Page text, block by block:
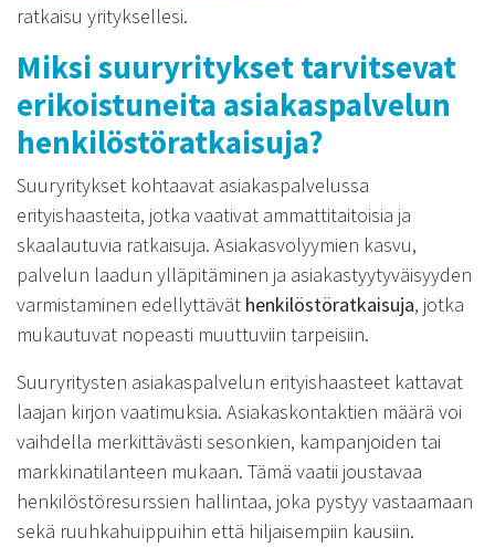
ratkaisu yrityksellesi.
Miksi suuryritykset tarvitsevat
erikoistuneita asiakaspalvelun
henkilöstöratkaisuja?
Suuryritykset kohtaavat asiakaspalvelussa
erityishaasteita, jotka vaativat ammattitaitoisia ja
skaalautuvia ratkaisuja. Asiakasvolyymien kasvu,
palvelun laadun ylläpitäminen ja asiakastyytyväisyyden
varmistaminen edellyttävät henkilöstöratkaisuja, jotka
mukautuvat nopeasti muuttuviin tarpeisiin.
Suuryritysten asiakaspalvelun erityishaasteet kattavat
laajan kirjon vaatimuksia. Asiakaskontaktien määrä voi
vaihdella merkittävästi sesonkien, kampanjoiden tai
markkinatilanteen mukaan. Tämä vaatii joustavaa
henkilöstöresurssien hallintaa, joka pystyy vastaamaan
sekä ruuhkahuippuihin että hiljaisempiin kausiin.